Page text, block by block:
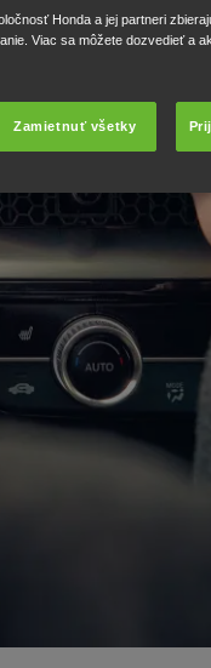
Honda a jej partneri
Viac sa môžete dozvedieť a
Zamietnuť všetky